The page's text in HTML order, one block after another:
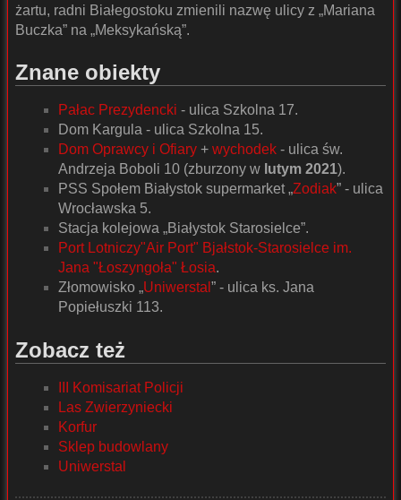
żartu, radni Białegostoku zmienili nazwę ulicy z „Mariana
Buczka” na „Meksykańską”.
Znane obiekty
Pałac Prezydencki - ulica Szkolna 17.
Dom Kargula - ulica Szkolna 15.
Dom Oprawcy i Ofiary + wychodek - ulica św.
Andrzeja Boboli 10 (zburzony w lutym 2021).
PSS Społem Białystok supermarket „Zodiak” - ulica
Wrocławska 5.
Stacja kolejowa „Białystok Starosielce”.
Port Lotniczy"Air Port" Bjałstok-Starosielce im.
Jana "Łoszyngoła" Łosia.
Złomowisko „Uniwerstal ” - ulica ks. Jana
Popiełuszki 113.
Zobacz też
III Komisariat Policji
Las Zwierzyniecki
Korfur
Sklep budowlany
Uniwerstal